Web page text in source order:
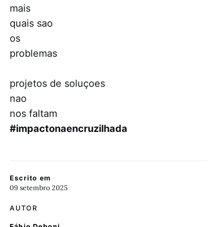
Escrito em
09 setembro 2025
AUTOR
mais
quais sao
os
problemas
projetos de soluçoes
nao
nos faltam
#impactonaencruzilhada